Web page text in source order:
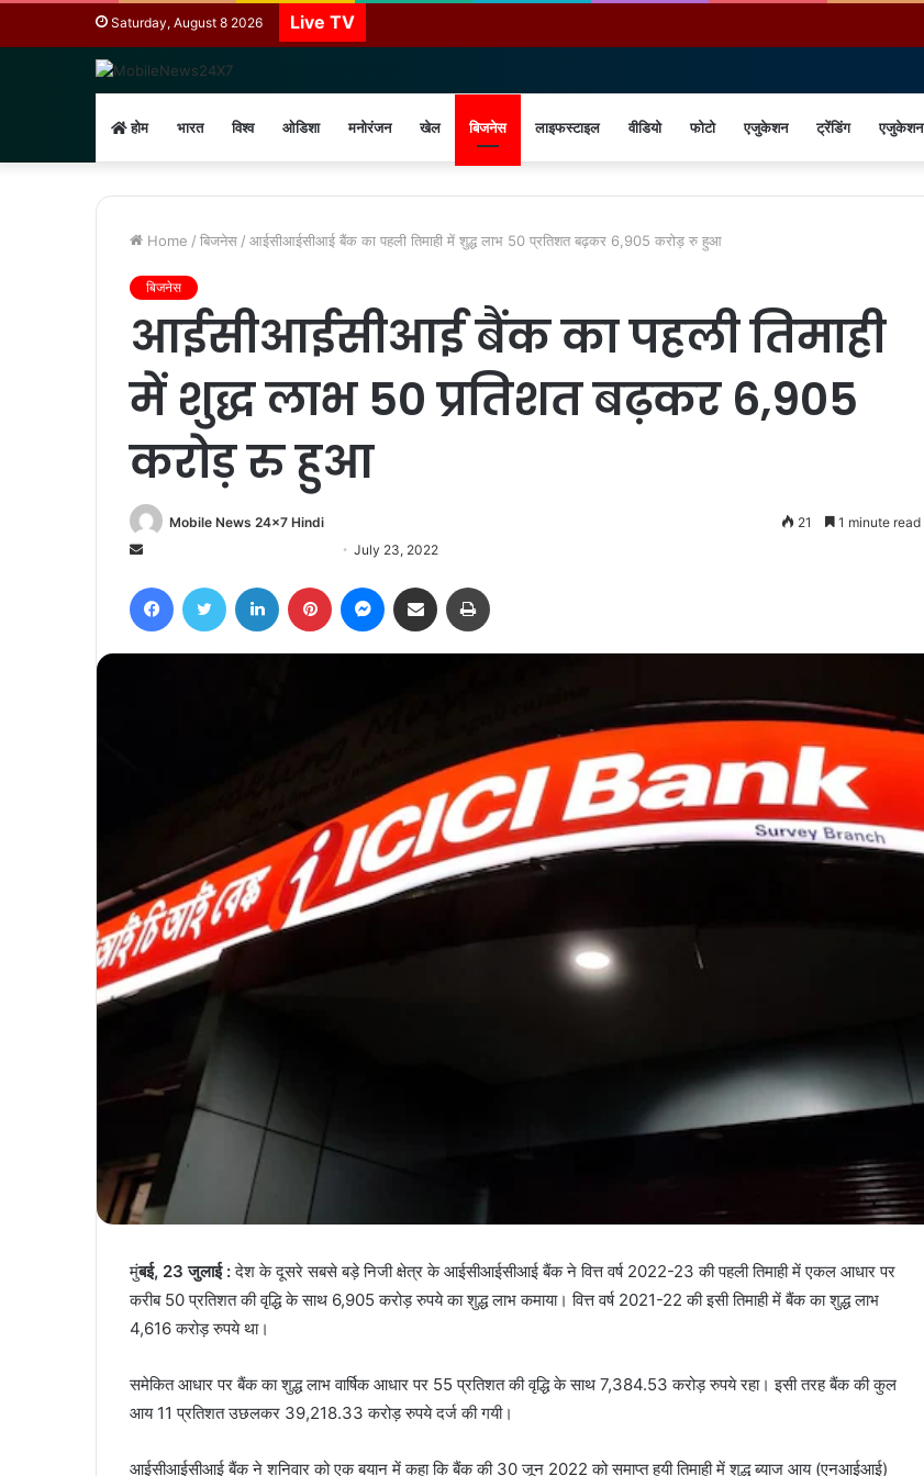
Saturday, August 8 2026 Live TV
होम भारत विश्व ओडिशा मनोरंजन खेल बिजनेस लाइफस्टाइल वीडियो फोटो एजुकेशन ट्रेंडिंग एजुकेशन
Home / बिजनेस / आईसीआईसीआई बैंक का पहली तिमाही में शुद्ध लाभ 50 प्रतिशत बढ़कर 6,905 करोड़ रु हुआ
बिजनेस
आईसीआईसीआई बैंक का पहली तिमाही
में शुद्ध लाभ 50 प्रतिशत बढ़कर 6,905
करोड़ रु हुआ
Mobile News 24x7 Hindi
Send
email
July 23, 2022
21 1 minute read
FacebookTwitter LinkedIn Pinterest Messenger
Share via Email
मुंबई, 23 जुलाई :देश के दूसरे सबसे बड़े निजी क्षेत्र के आईसीआईसीआई बैंक ने वित्त वर्ष 2022-23 की पहली तिमाही में एकल आधार पर
करीब 50 प्रतिशत की वृद्धि के साथ 6,905 करोड़ रुपये का शुद्ध लाभ कमाया। वित्त वर्ष 2021-22 की इसी तिमाही में बैंक का शुद्ध लाभ
4,616 करोड़ रुपये था।
समेकित आधार पर बैंक का शुद्ध लाभ वार्षिक आधार पर 55 प्रतिशत की वृद्धि के साथ 7,384.53 करोड़ रुपये रहा। इसी तरह बैंक की कुल
आय 11 प्रतिशत उछलकर 39,218.33 करोड़ रुपये दर्ज की गयी।
आईसीआईसीआई बैंक ने शनिवार को एक बयान में कहा कि बैंक की 30 जून 2022 को समाप्त हुयी तिमाही में शुद्ध ब्याज आय (एनआईआई)